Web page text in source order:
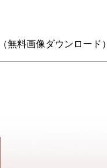
無料画像ダウンロード）